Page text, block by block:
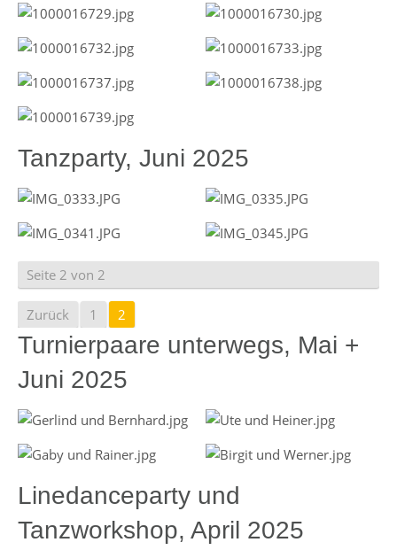
Tanzparty, Juni 2025
Seite 2 von 2
Zurück 1 2
Turnierpaare unterwegs, Mai +
Juni 2025
Linedanceparty und
Tanzworkshop, April 2025